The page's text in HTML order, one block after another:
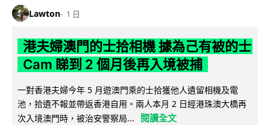
Lawton 1 日
港夫婦澳門的士拾相機 據為己有被的士
Cam 睇到 2 個月後再入境被捕
一對香港夫婦今年 5 月遊澳門乘的士拾獲他人遺留相機及電
池，拾遺不報並帶返香港自用。兩人本月 2 日經港珠澳大橋再
次入境澳門時，被治安警察局...
閱讀全文